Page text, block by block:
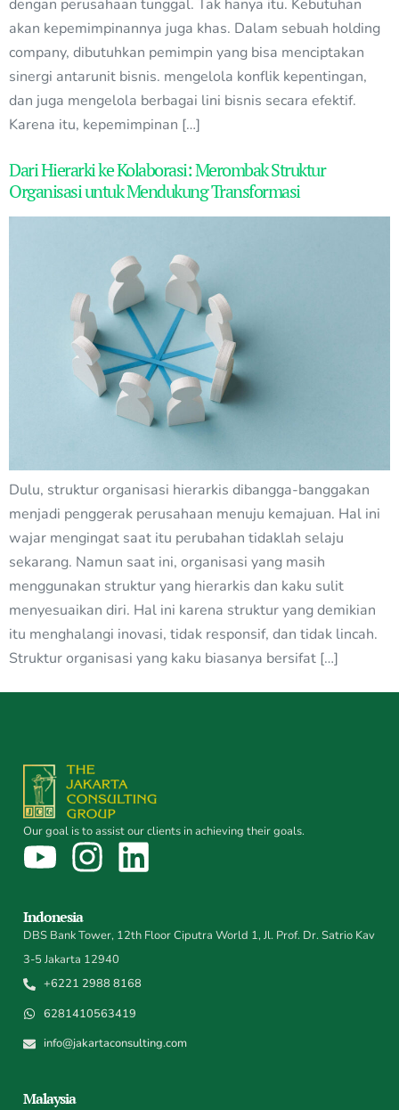
dengan perusahaan tunggal. Tak hanya itu. Kebutuhan
akan kepemimpinannya juga khas. Dalam sebuah holding
company, dibutuhkan pemimpin yang bisa menciptakan
sinergi antarunit bisnis. mengelola konflik kepentingan,
dan juga mengelola berbagai lini bisnis secara efektif.
Karena itu, kepemimpinan […]
Dari Hierarki ke Kolaborasi: Merombak Struktur
Organisasi untuk Mendukung Transformasi
Dulu, struktur organisasi hierarkis dibangga-banggakan
menjadi penggerak perusahaan menuju kemajuan. Hal ini
wajar mengingat saat itu perubahan tidaklah selaju
sekarang. Namun saat ini, organisasi yang masih
menggunakan struktur yang hierarkis dan kaku sulit
menyesuaikan diri. Hal ini karena struktur yang demikian
itu menghalangi inovasi, tidak responsif, dan tidak lincah.
Struktur organisasi yang kaku biasanya bersifat […]
Our goal is to assist our clients in achieving their goals.
Indonesia
DBS Bank Tower, 12th Floor Ciputra World 1, Jl. Prof. Dr. Satrio Kav
3-5 Jakarta 12940
+6221 2988 8168
6281410563419
info@jakartaconsulting.com
Malaysia